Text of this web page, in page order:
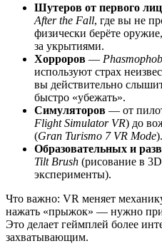
Шутеров от первого
After the Fall, где вы не
физически берёте
за укрытиями.
Хорроров —
используют страх
вы действительно
быстро «убежать».
Симуляторов — от
Flight Simulator VR) до
(Gran Turismo 7 VR Mode).
Образовательных и
Tilt Brush (рисование в
эксперименты).
Что важно: VR меняет
нажать «прыжок» — нужно
Это делает геймплей более
захватывающим.